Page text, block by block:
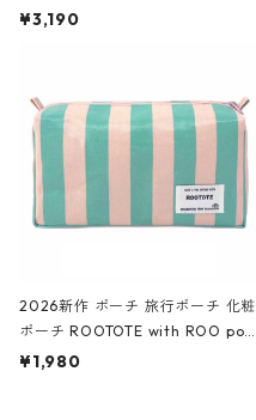
ファスナーポーチ 撥水加工 トラベ
ーガンディー、オフホワイト
¥3,190
2026新作 ポーチ 旅行ポーチ 化粧
ポーチ ROOTOTE with ROO pou
ch 3532 ルートート WR.ポーチ.ラ
¥1,980